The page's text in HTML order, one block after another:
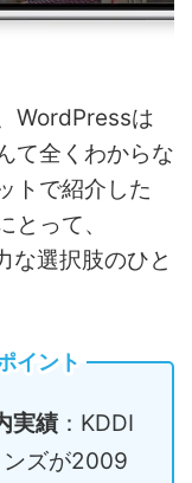
WordPressは
て全くわからな
トで紹介した
って、
な選択肢のひと
イント
実績：KDDI
ンズが2009